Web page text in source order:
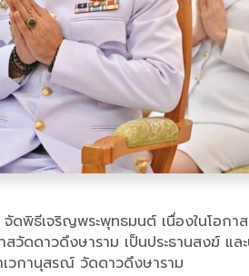
พิธีเจริญพระพุทธมนต์ เนื่องในโอ
ดดาวดึงษาราม เป็นประธานสงฆ์ แ
เวกานุสรณ์ วัดดาวดึงษาราม